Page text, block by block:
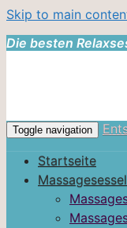
Skip to main
Die besten
Toggle navigation
Startseite
Massagesessel